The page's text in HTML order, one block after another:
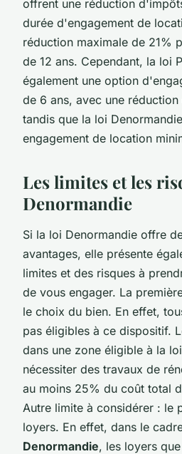
offrent une réduction
durée d'engagement de
réduction maximale de 21%
de 12 ans. Cependant, la loi
également une option
de 6 ans, avec une
tandis que la loi
engagement de location
Les limites et les
Denormandie
Si la loi Denormandie offre
avantages, elle présente
limites et des risques à
de vous engager. La
le choix du bien. En effet,
pas éligibles à ce dispositif.
dans une zone éligible à la
nécessiter des travaux de
au moins 25% du coût total
Autre limite à considérer : le
loyers. En effet, dans le
Denormandie, les loyers